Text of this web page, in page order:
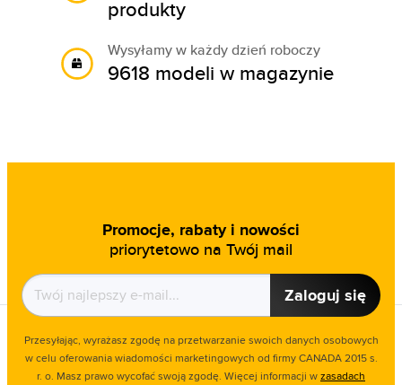
produkty
Wysyłamy w każdy dzień roboczy
9618 modeli w magazynie
Promocje, rabaty i nowości
priorytetowo na Twój mail
Zaloguj się
Przesyłając, wyrażasz zgodę na przetwarzanie swoich danych osobowych
w celu oferowania wiadomości marketingowych od firmy CANADA 2015 s.
r. o. Masz prawo wycofać swoją zgodę. Więcej informacji wzasadach